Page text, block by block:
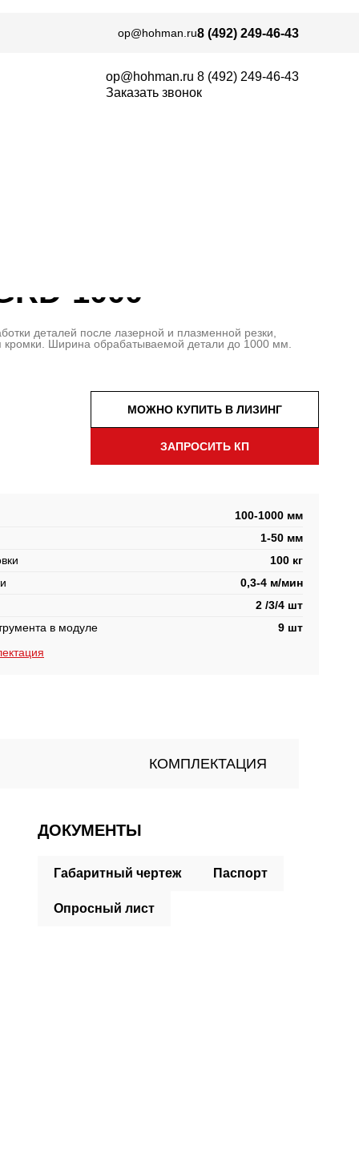
op@hohman.ru8 (492) 249-46-43
op@hohman.ru 8 (492) 249-46-43
Заказать звонок
1000
деталей после лазерной и плазменной резки,
кромки. Ширина обрабатываемой детали до 1000 мм.
МОЖНО КУПИТЬ В ЛИЗИНГ
ЗАПРОСИТЬ КП
100-1000 мм
1-50 мм
100 кг
0,3-4 м/мин
2 /3/4 шт
в модуле
9 шт
КОМПЛЕКТАЦИЯ
ДОКУМЕНТЫ
Габаритный чертеж Паспорт
Опросный лист